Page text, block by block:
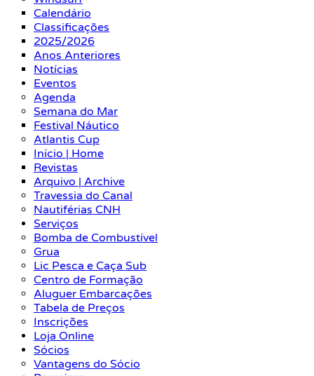
Calendário
Classificações
2025/2026
Anos Anteriores
Notícias
Eventos
Agenda
Semana do Mar
Festival Náutico
Atlantis Cup
Início | Home
Revistas
Arquivo | Archive
Travessia do Canal
Nautiférias CNH
Serviços
Bomba de Combustível
Grua
Lic Pesca e Caça Sub
Centro de Formação
Aluguer Embarcações
Tabela de Preços
Inscrições
Loja Online
Sócios
Vantagens do Sócio